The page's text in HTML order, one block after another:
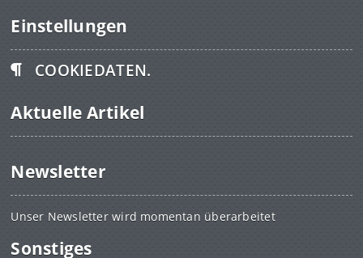
Einstellungen
COOKIEDATEN.
Aktuelle Artikel
Newsletter
Unser Newsletter wird momentan überarbeitet
Sonstiges